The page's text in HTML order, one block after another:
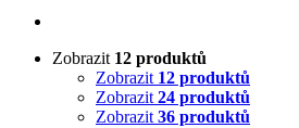
Zobrazit 12 produktů
Zobrazit 12 produktů
Zobrazit 24 produktů
Zobrazit 36 produktů